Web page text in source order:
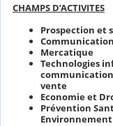
CHAMPS D’ACTIVITES
Prospection et
Mercatique
Technologies
vente
Economie et
Prévention
Environnement